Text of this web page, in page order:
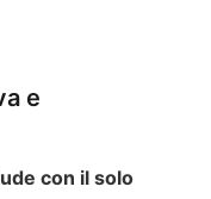
e
con il solo